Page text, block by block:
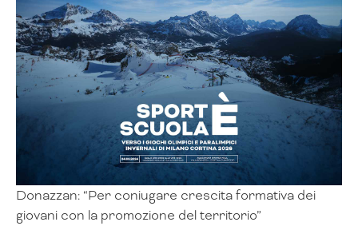
Donazzan: “Per coniugare crescita formativa dei
giovani con la promozione del territorio”